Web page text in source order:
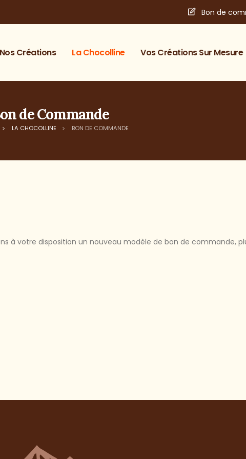
Bon de
Nos Créations La Chocolline Vos Créations Sur Mesure
de Commande
LA CHOCOLLINE BON DE COMMANDE
à votre disposition un nouveau modèle de bon de commande,